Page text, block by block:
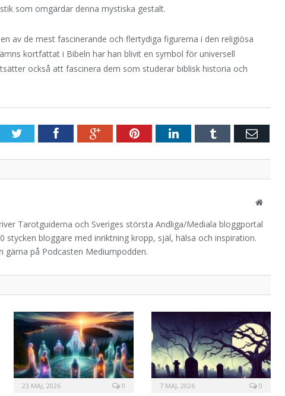
som omgärdar denna mystiska gestalt.
av de mest fascinerande och flertydiga figurerna i den religiösa
kortfattat i Bibeln har han blivit en symbol för universell
också att fascinera dem som studerar biblisk historia och
TwitterFacebookGoogle+PinterestLinkedInTumblr E-
Website
Tarotguiderna och Sveriges största Andliga/Mediala bloggportal
stycken bloggare med inriktning kropp, själ, hälsa och inspiration.
gärna på Podcasten Mediumpodden.
23 MAJ, 2026 0 7 MAJ, 2026 0